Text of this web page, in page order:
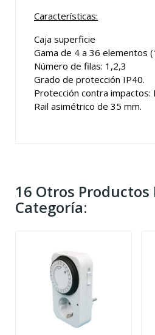
Características:
Caja superficie
Gama de 4 a 36 elementos
Número de filas: 1,2,3
Grado de protección IP40.
Protección contra impactos:
Rail asimétrico de 35 mm.
16 Otros Productos
Categoría: